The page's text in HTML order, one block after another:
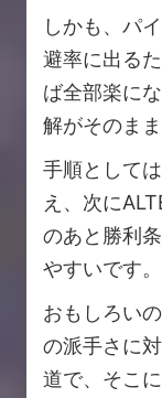
しかも、パ
避率に出る
ば全部楽に
解がそのま
手順として
え、次に
のあと勝利
やすいです。
おもしろい
の派手さに
道で、そこ